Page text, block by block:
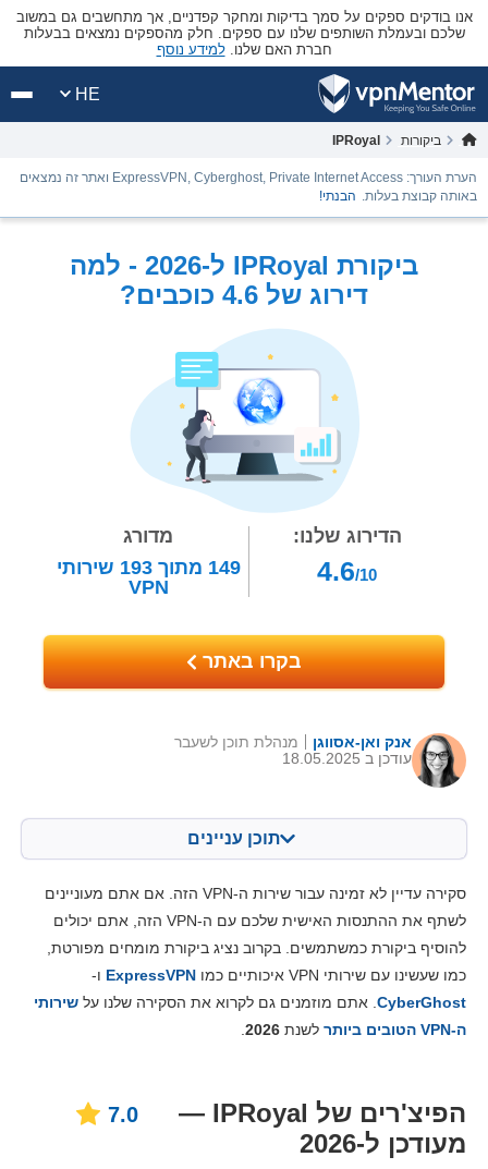
אנו בודקים ספקים על סמך בדיקות ומחקר קפדניים, אך מתחשבים גם במשוב
שלכם ובעמלת השותפים שלנו עם ספקים. חלק מהספקים נמצאים בבעלות
חברת האם שלנו.למידע נוסף
HE
ביקורות IPRoyal
הערת העורך: ExpressVPN, Cyberghost, Private Internet Access ואתר זה נמצאים
באותה קבוצת בעלות. הבנתי!
ביקורת IPRoyal ל-2026 - למה
דירוג של 4.6 כוכבים?
הדירוג שלנו:
4.6/10
מדורג
149 מתוך193 שירותי
VPN
בקרו באתר
אנק ואן-אסווגן
עודכן ב 18.05.2025
מנהלת תוכן לשעבר
תוכן עניינים
מאפיינים מרכזיים 7.0
התקנה ואפליקציות 6.8
אמינות ותמיכה 4.8
סקירה עדיין לא זמינה עבור שירות ה-VPN הזה. אם אתם מעוניינים
לשתף את ההתנסות האישית שלכם עם ה-VPN הזה, אתם יכולים
להוסיף ביקורת כמשתמשים. בקרוב נציג ביקורת מומחים מפורטת,
כמו שעשינו עם שירותי VPN איכותיים כמו
ExpressVPN ו-
CyberGhost. אתם מוזמנים גם לקרוא את הסקירה שלנו על שירותי
ה-VPN הטובים ביותר
לשנת 2026
.
הפיצ'רים של IPRoyal —
מעודכן ל-2026
7.0